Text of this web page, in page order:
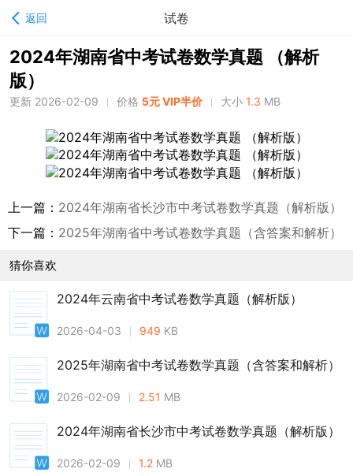
返回 试卷
2024年湖南省中考试卷数学真题 （解析
版）
更新 2026-02-09 价格 5元 VIP半价 大小 1.3 MB
上一篇： 2024年湖南省长沙市中考试卷数学真题（解析版）
下一篇： 2025年湖南省中考试卷数学真题（含答案和解析）
猜你喜欢
2024年云南省中考试卷数学真题（解析版）
2026-04-03 949 KB
2025年湖南省中考试卷数学真题（含答案和解析）
2026-02-09 2.51 MB
2024年湖南省长沙市中考试卷数学真题（解析版）
2026-02-09 1.2 MB